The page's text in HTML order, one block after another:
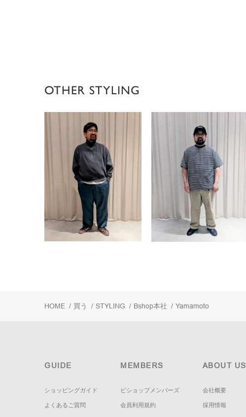
OTHER STYLING
HOME / 買う / STYLING / Bshop本社 / Yamamoto
GUIDE
ショッピングガイド
よくあるご質問
MEMBERS
ビショップメンバーズ
会員利用規約
ABOUT US
会社概要
採用情報